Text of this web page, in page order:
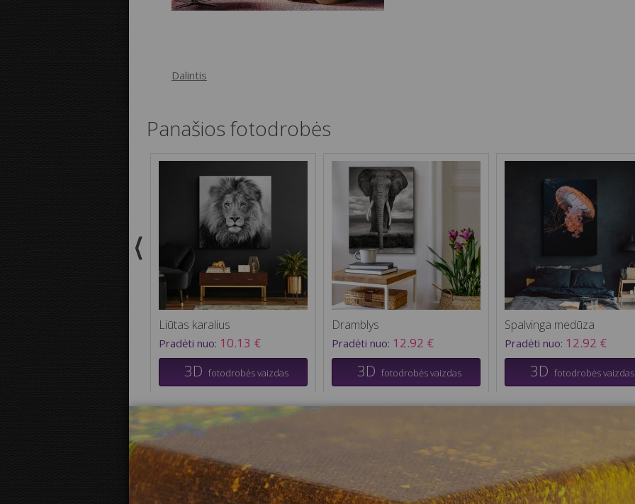
Dalintis
Panašios fotodrobės
Liūtas karalius
Pradėti nuo: 10.13 €
3D fotodrobės vaizdas
Dramblys
Pradėti nuo: 12.92 €
3D fotodrobės vaizdas
Spalvinga medūza
Pradėti nuo: 12.92 €
3D fotodrobės vaizdas